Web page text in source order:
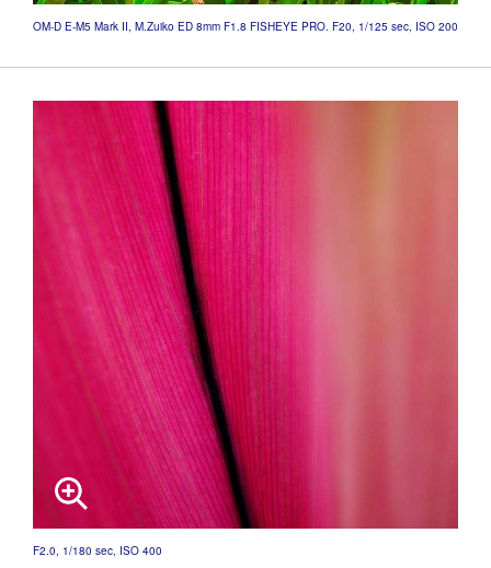
OM-D E-M5 Mark II, M.Zuiko ED 8mm F1.8 FISHEYE PRO. F20, 1/125 sec, ISO 200
F2.0, 1/180 sec, ISO 400